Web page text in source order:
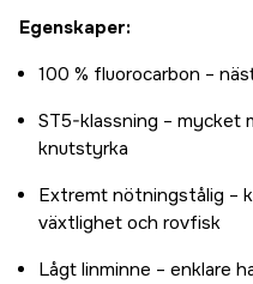
Egenskaper:
100 % fluorocarbon –
ST5-klassning – mycket
knutstyrka
Extremt nötningstålig –
växtlighet och rovfisk
Lågt linminne – enklare